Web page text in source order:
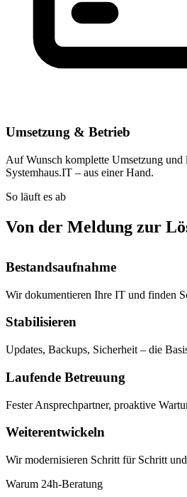
Umsetzung & Betrieb
Auf Wunsch komplette Umsetzung und
Systemhaus.IT – aus einer Hand.
So läuft es ab
Von der Meldung zur
Bestandsaufnahme
Wir dokumentieren Ihre IT und finden
Stabilisieren
Updates, Backups, Sicherheit – die
Laufende Betreuung
Fester Ansprechpartner, proaktive
Weiterentwickeln
Wir modernisieren Schritt für Schritt
Warum 24h-Beratung